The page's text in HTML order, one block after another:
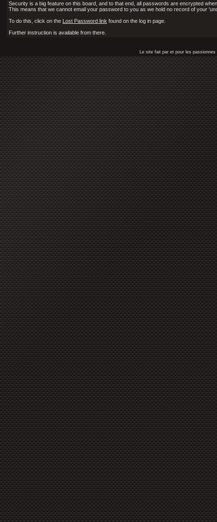
Security is a big feature on this board, and to that end, all passwords are encrypted
This means that we cannot email your password to you as we hold no record of your
To do this, click on the Lost Password link found on the log in page.
Further instruction is available from there.
Le site fait par et pour les